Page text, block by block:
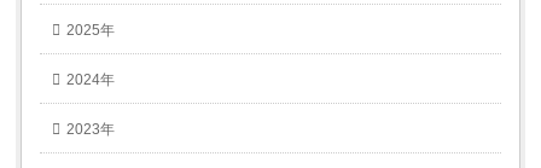
2025年
2024年
2023年